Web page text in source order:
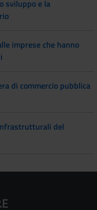
sviluppo e la
imprese che hanno
di commercio pubblica
del